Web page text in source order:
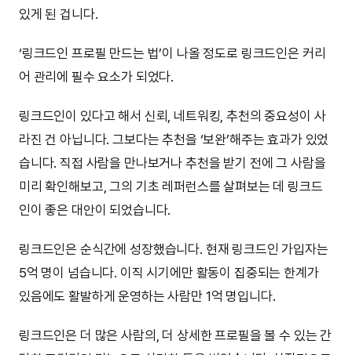
있게 된 겁니다.
‘링크드인 프로필 만드는 법’이 나올 정도로 링크드인은 커리
어 관리에 필수 요소가 되었다.
링크드인이 있다고 해서 신뢰, 네트워킹, 추천의 중요성이 사
라진 건 아닙니다. 그보다는 추천을 ‘보완’해주는 효과가 있었
습니다. 직접 사람을 만나보거나 추천을 받기 전에 그 사람을
미리 확인해보고, 그의 기초 레퍼런스를 살펴보는 데 링크드
인이 좋은 대안이 되었습니다.
링크드인은 순식간에 성장했습니다. 현재 링크드인 가입자는
5억 명이 넘습니다. 이직 시기에만 활동이 집중되는 한계가
있음에도 활발하게 운영하는 사람만 1억 명입니다.
링크드인은 더 많은 사람의, 더 상세한 프로필을 볼 수 있는 간